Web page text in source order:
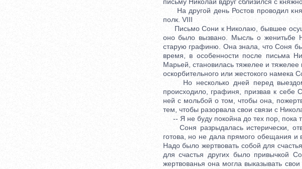
письму Николай вдруг сблизился с
На другой день Ростов проводил
полк. VIII
Письмо Сони к Николаю, бывшее
оно было вызвано. Мысль о женитьбе
старую графиню. Она знала, что Соня
время, в особенности после письма
Марьей, становилась тяжелее и
оскорбительного или жестокого намека
Но несколько дней перед выездом
происходило, графиня, призвав к себе
ней с мольбой о том, чтобы она,
тем, чтобы разорвала свои связи с
-- Я не буду покойна до тех пор, пока
Соня разрыдалась истерически,
готова, но не дала прямого обещания и
Надо было жертвовать собой для
для счастья других было привычкой
жертвованья она могла выказывать